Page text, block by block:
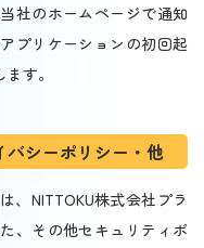
社のホームページで通知
プリケーションの初回起
す。
バシーポリシー・他
、NITTOKU株式会社プラ
、その他セキュリティポ